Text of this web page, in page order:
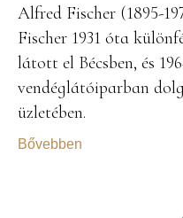
Alfred Fischer (1895-
Fischer 1931 óta
látott el Bécsben, és
vendéglátóiparban
üzletében.
Bővebben